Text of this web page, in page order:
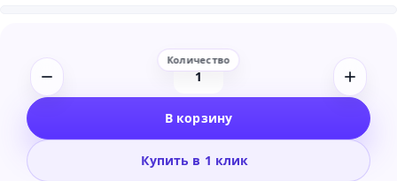
Количество
Cherry
Stardust
В корзину
Купить в 1 клик